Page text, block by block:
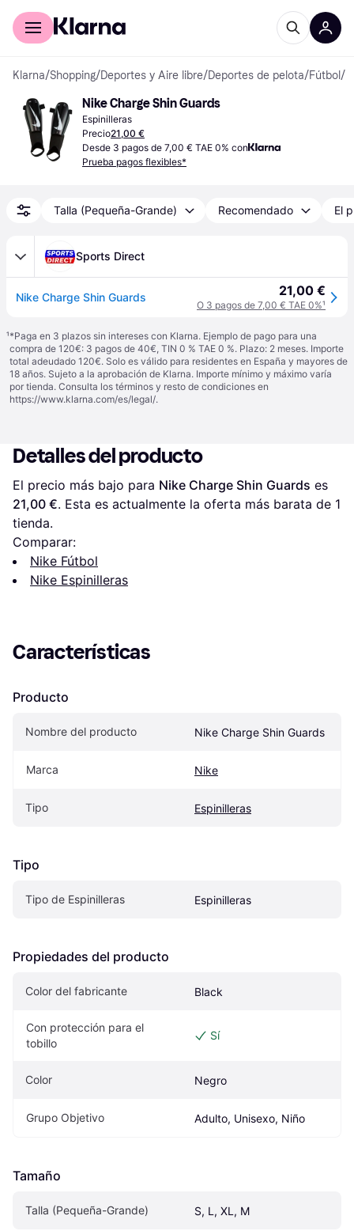
Comprar con Klarna
Klarna/Shopping/Deportes y Aire libre/Deportes de pelota/Fútbol /
Nike Charge Shin Guards
Espinilleras
Precio21,00 €
Desde 3 pagos de 7,00 € TAE 0% con
Prueba pagos flexibles*
Talla (Pequeña-Grande) Recomendado El
Sports Direct
Nike Charge Shin Guards 21,00 €
O 3 pagos de 7,00 € TAE 0%¹
¹*Paga en 3 plazos sin intereses con Klarna. Ejemplo de pago para una
compra de 120€: 3 pagos de 40€, TIN 0 % TAE 0 %. Plazo: 2 meses. Importe
total adeudado 120€. Solo es válido para residentes en España y mayores de
18 años. Sujeto a la aprobación de Klarna. Importe mínimo y máximo varía
por tienda. Consulta los términos y resto de condiciones en
https://www.klarna.com/es/legal/.
Detalles del producto
El precio más bajo para Nike Charge Shin Guards
21,00 €. Esta es actualmente la oferta más barata de 1
tienda.
Comparar:
Nike Fútbol
Nike Espinilleras
Características
Producto
Nombre del producto Nike Charge Shin Guards
Marca Nike
Tipo Espinilleras
Tipo
Tipo de Espinilleras Espinilleras
Propiedades del producto
Color del fabricante Black
Con protección para el
tobillo
Sí
Color Negro
Grupo Objetivo Adulto, Unisexo, Niño
Tamaño
Talla (Pequeña-Grande) S, L, XL, M